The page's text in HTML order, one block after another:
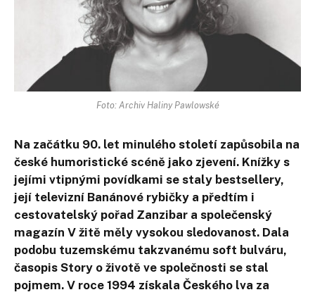
Foto: Archiv Haliny Pawlowské
Na začátku 90. let minulého století zapůsobila na
české humoristické scéně jako zjevení. Knížky s
jejími vtipnými povídkami se staly bestsellery,
její televizní Banánové rybičky a předtím i
cestovatelský pořad Zanzibar a společenský
magazín V žitě měly vysokou sledovanost. Dala
podobu tuzemskému takzvanému soft bulváru,
časopis Story o životě ve společnosti se stal
pojmem. V roce 1994 získala Českého lva za